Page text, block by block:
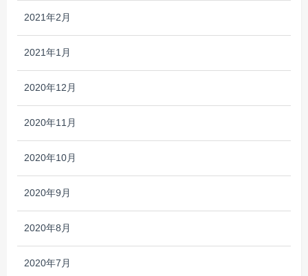
2021年2月
2021年1月
2020年12月
2020年11月
2020年10月
2020年9月
2020年8月
2020年7月